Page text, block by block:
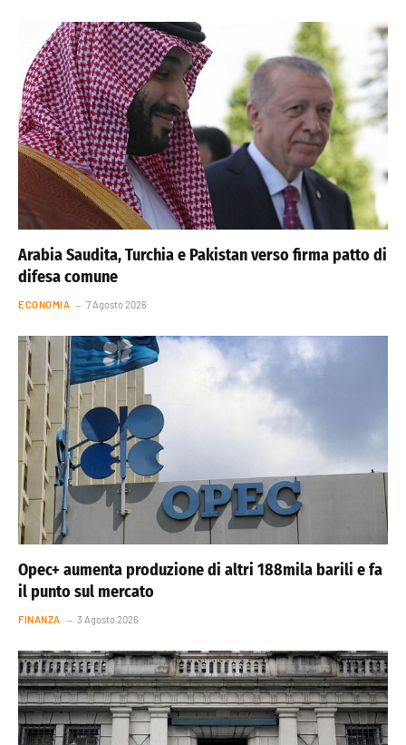
Arabia Saudita, Turchia e Pakistan verso firma patto di
difesa comune
ECONOMIA 7 Agosto 2026
Opec+ aumenta produzione di altri 188mila barili e fa
il punto sul mercato
FINANZA 3 Agosto 2026